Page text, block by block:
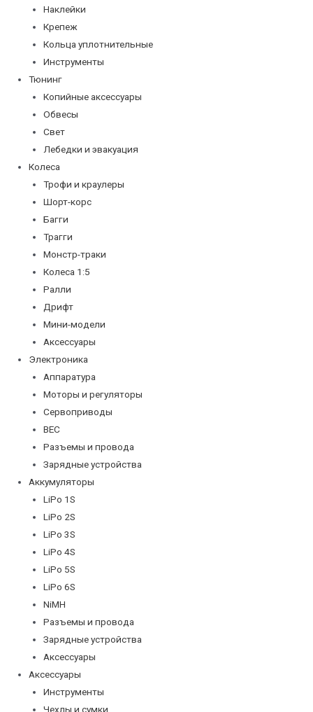
Наклейки
Крепеж
Кольца уплотнительные
Инструменты
Тюнинг
Копийные аксессуары
Обвесы
Свет
Лебедки и эвакуация
Колеса
Трофи и краулеры
Шорт-корс
Багги
Трагги
Монстр-траки
Колеса 1:5
Ралли
Дрифт
Мини-модели
Аксессуары
Электроника
Аппаратура
Моторы и регуляторы
Сервоприводы
BEC
Разъемы и провода
Зарядные устройства
Аккумуляторы
LiPo 1S
LiPo 2S
LiPo 3S
LiPo 4S
LiPo 5S
LiPo 6S
NiMH
Разъемы и провода
Зарядные устройства
Аксессуары
Аксессуары
Инструменты
Чехлы и сумки